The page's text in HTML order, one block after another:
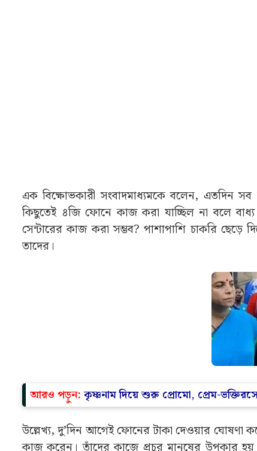
এক বিক্ষোভকারী সংবাদমাধ্যমকে বলেন, এতদিন
কিছুতেই ৪জি ফোনে কাজ করা যাচ্ছিল না বলে
সেন্টারের কাজ করা সম্ভব? পাশাপাশি চাকরি
তাদের।
আরও পড়ুন:কৃষ্ণনাম দিয়ে শুরু প্রোমো, প্রেম-
উল্লেখ্য, দু’দিন আগেই ফোনের টাকা দেওয়ার ঘোষণা